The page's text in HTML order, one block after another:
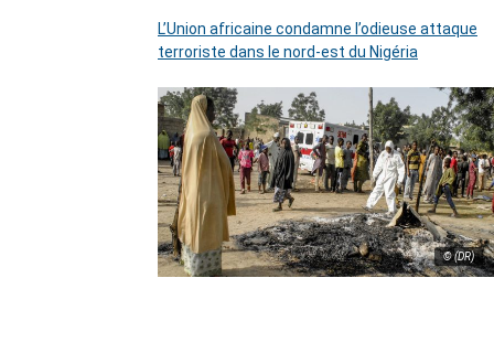
L’Union africaine condamne l’odieuse attaque
terroriste dans le nord-est du Nigéria
© (DR)